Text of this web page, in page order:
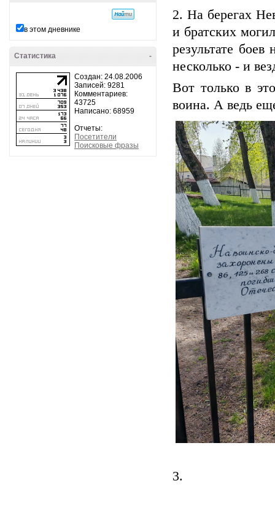
в этом дневнике
-
Статистика
Создан: 24.08.2006
Записей: 9281
Комментариев:
43725
Написано: 68959
Отчеты:
Посетители
Поисковые фразы
2. На берегах
и братских
результате
несколько - и
Вот только в
воина. А ведь
3.